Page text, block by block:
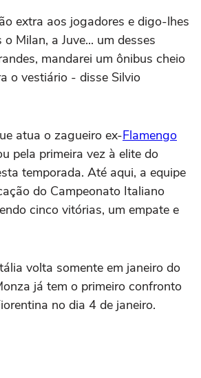
extra aos jogadores e digo-lhes
Milan, a Juve... um desses
mandarei um ônibus cheio
o vestiário - disse Silvio
atua o zagueiro ex-Flamengo
pela primeira vez à elite do
temporada. Até aqui, a equipe
do Campeonato Italiano
cinco vitórias, um empate e
volta somente em janeiro do
já tem o primeiro confronto
no dia 4 de janeiro.